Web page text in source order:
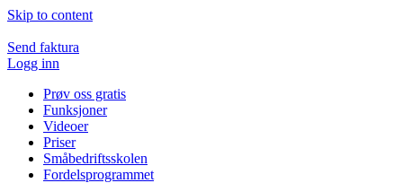
Skip to content
Send faktura
Logg inn
Prøv oss gratis
Funksjoner
Videoer
Priser
Småbedriftsskolen
Fordelsprogrammet